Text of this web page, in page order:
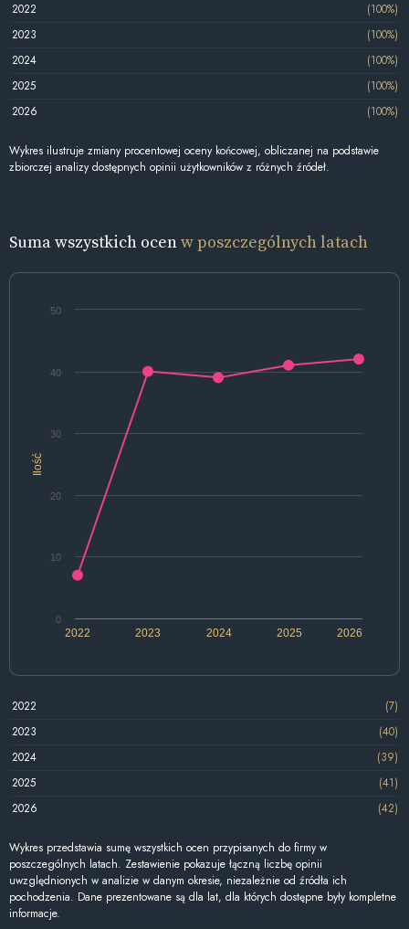
2022
(100%)
2023
(100%)
2024
(100%)
2025
(100%)
2026
(100%)
Wykres ilustruje zmiany procentowej oceny końcowej, obliczanej na podstawie
zbiorczej analizy dostępnych opinii użytkowników z różnych źródeł.
Suma wszystkich ocenw poszczególnych latach
Ilość
2022 2024 2026
2023 2025
0
10
20
30
40
50
2022
(7)
2023
(40)
2024
(39)
2025
(41)
2026
(42)
Wykres przedstawia sumę wszystkich ocen przypisanych do firmy w
poszczególnych latach. Zestawienie pokazuje łączną liczbę opinii
uwzględnionych w analizie w danym okresie, niezależnie od źródła ich
pochodzenia. Dane prezentowane są dla lat, dla których dostępne były kompletne
informacje.